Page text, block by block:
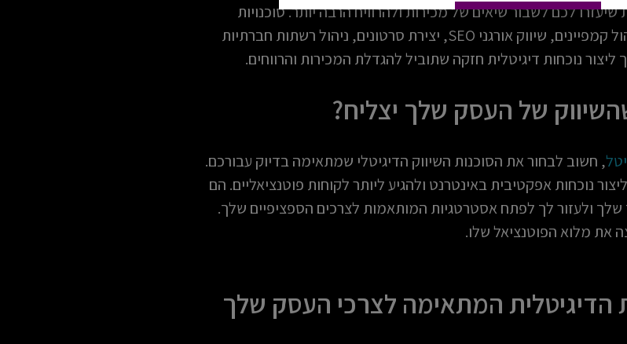
לכם לשבור שיאים של מכירות ולהרוויח הרבה יותר. סוכנויות
דיגיטל מספקות גם מגוון שירותים כמו ניהול קמפיינים, שיווק אורגני SEO, יצירת סרטונים, ניהול רשתות חברתיות
ליצור נוכחות דיגיטלית חזקה שתוביל להגדלת המכירות והרווחים.
של העסק שלך יצליח?
, חשוב לבחור את הסוכנות השיווק הדיגיטלי שמתאימה בדיוק עבורכם.
נוכחות אפקטיבית באינטרנט ולהגיע ליותר לקוחות פוטנציאליים. הם
שלך ולעזור לך לפתח אסטרטגיות המותאמות לצרכים הספציפיים שלך.
את מלוא הפוטנציאל שלו.
הדיגיטלית המתאימה לצרכי העסק שלך
שלח/י ⟶